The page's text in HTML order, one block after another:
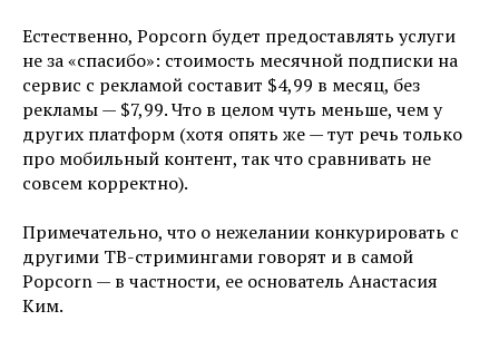
Естественно, Popcorn будет предоставлять услуги
не за «спасибо»: стоимость месячной подписки на
сервис с рекламой составит $4,99 в месяц, без
рекламы — $7,99. Что в целом чуть меньше, чем у
других платформ (хотя опять же — тут речь только
про мобильный контент, так что сравнивать не
совсем корректно).
Примечательно, что о нежелании конкурировать с
другими ТВ-стримингами говорят и в самой
Popcorn — в частности, ее основатель Анастасия
Ким.